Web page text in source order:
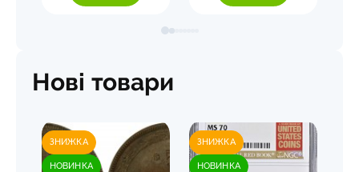
Нові товари
ЗНИЖКА
НОВИНКА
ЗНИЖКА
НОВИНКА